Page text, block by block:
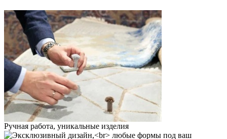
Ручная работа, уникальные изделия